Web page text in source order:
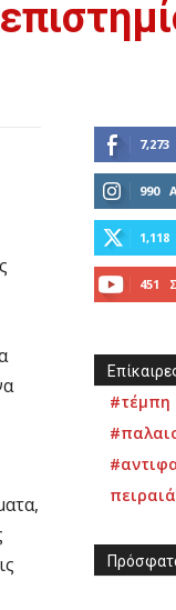
7,273
990
1,118
451
#τέμπη
πειραιά